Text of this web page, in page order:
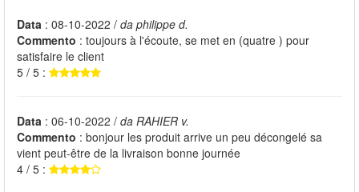
Data : 08-10-2022 / da philippe d.
Commento : toujours à l'écoute, se met en (quatre ) pour
satisfaire le client
5 / 5 :
Data : 06-10-2022 / da RAHIER v.
Commento : bonjour les produit arrive un peu décongelé sa
vient peut-être de la livraison bonne journée
4 / 5 :